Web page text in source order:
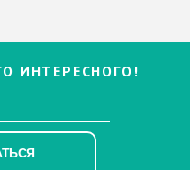
ИНТЕРЕСНОГО!